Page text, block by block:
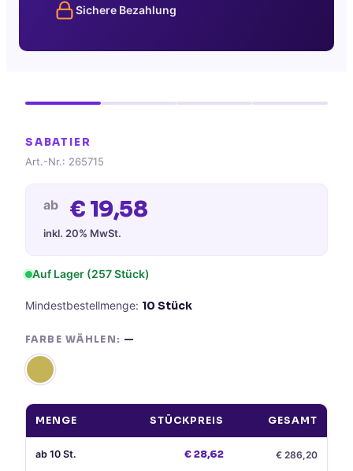
Sichere Bezahlung
SABATIER
Art.-Nr.: 265715
ab € 19,58
inkl. 20% MwSt.
Auf Lager (257Stück)
Mindestbestellmenge: 10 Stück
FARBE WÄHLEN: —
MENGE STÜCKPREIS GESAMT
ab 10 St. €28,62 € 286,20